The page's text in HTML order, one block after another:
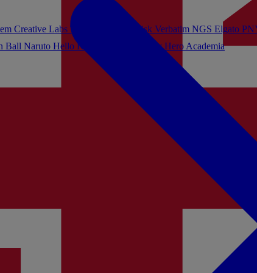
Ball Naruto Hello Kitty My Hero Academia
Creative Labs Turtle Beach Sandisk Verbatim NGS Elgato